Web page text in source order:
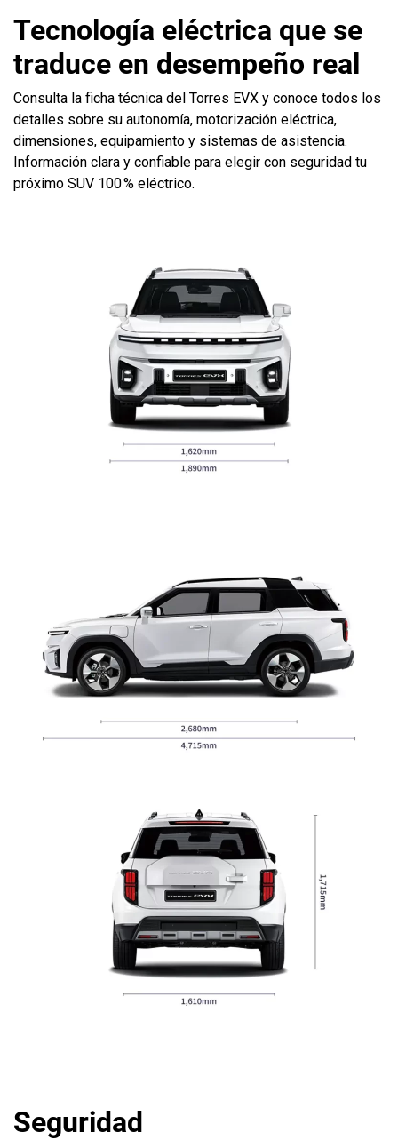
Tecnología eléctrica que se
traduce en desempeño real
Consulta la ficha técnica del Torres EVX y conoce todos los
detalles sobre su autonomía, motorización eléctrica,
dimensiones, equipamiento y sistemas de asistencia.
Información clara y confiable para elegir con seguridad tu
próximo SUV 100 % eléctrico.
Seguridad